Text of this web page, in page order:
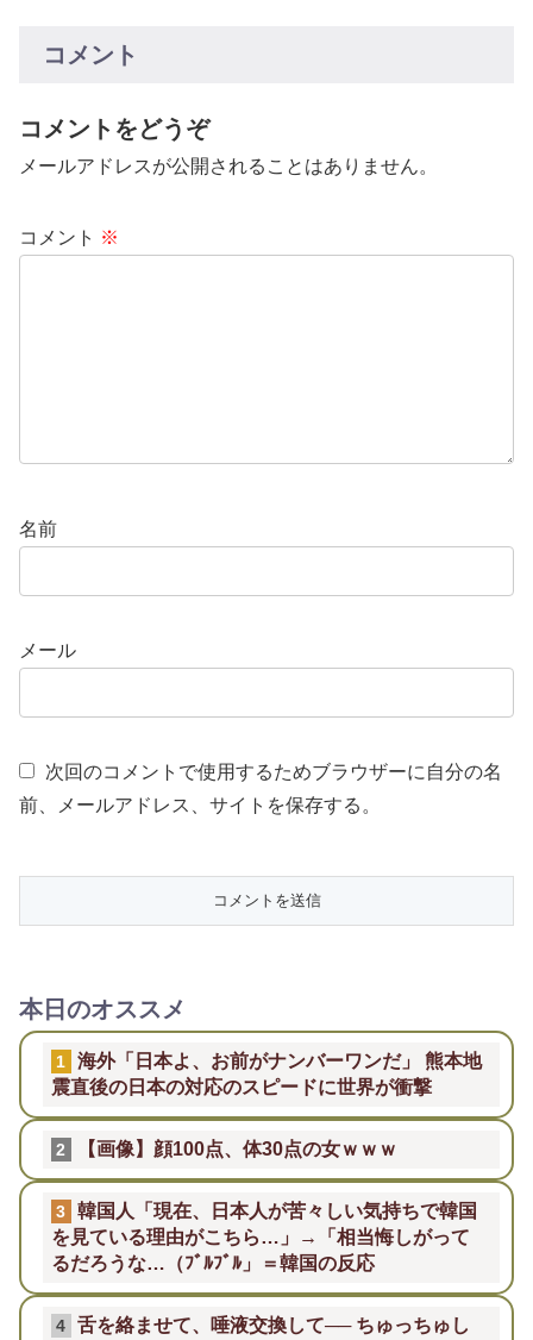
コメント
コメントをどうぞ
メールアドレスが公開されることはありません。
コメント ※
名前
メール
次回のコメントで使用するためブラウザーに自分の名
前、メールアドレス、サイトを保存する。
本日のオススメ
1
海外「日本よ、お前がナンバーワンだ」 熊本地
震直後の日本の対応のスピードに世界が衝撃
2 【画像】顔100点、体30点の女ｗｗｗ
3
韓国人「現在、日本人が苦々しい気持ちで韓国
を見ている理由がこちら…」→「相当悔しがって
るだろうな…（ﾌﾞﾙﾌﾞﾙ」＝韓国の反応
4
舌を絡ませて、唾液交換して── ちゅっちゅし